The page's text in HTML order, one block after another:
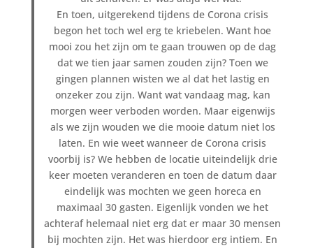
En toen, uitgerekend tijdens de Corona crisis
begon het toch wel erg te kriebelen. Want hoe
mooi zou het zijn om te gaan trouwen op de dag
dat we tien jaar samen zouden zijn? Toen we
gingen plannen wisten we al dat het lastig en
onzeker zou zijn. Want wat vandaag mag, kan
morgen weer verboden worden. Maar eigenwijs
als we zijn wouden we die mooie datum niet los
laten. En wie weet wanneer de Corona crisis
voorbij is? We hebben de locatie uiteindelijk drie
keer moeten veranderen en toen de datum daar
eindelijk was mochten we geen horeca en
maximaal 30 gasten. Eigenlijk vonden we het
achteraf helemaal niet erg dat er maar 30 mensen
bij mochten zijn. Het was hierdoor erg intiem. En